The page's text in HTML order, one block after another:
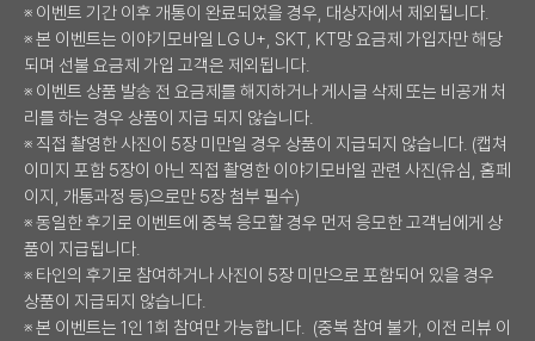
※ 이벤트 기간 이후 개통이 완료되었을 경우, 대상자에서 제외됩니다.
※ 본 이벤트는 이야기모바일 LG U+, SKT, KT망 요금제 가입자만 해당
되며 선불 요금제 가입 고객은 제외됩니다.
※ 이벤트 상품 발송 전 요금제를 해지하거나 게시글 삭제 또는 비공개 처
리를 하는 경우 상품이 지급 되지 않습니다.
※ 직접 촬영한 사진이 5장 미만일 경우 상품이 지급되지 않습니다. (캡쳐
이미지 포함 5장이 아닌 직접 촬영한 이야기모바일 관련 사진(유심, 홈페
이지, 개통과정 등)으로만 5장 첨부 필수)
※ 동일한 후기로 이벤트에 중복 응모할 경우 먼저 응모한 고객님에게 상
품이 지급됩니다.
※ 타인의 후기로 참여하거나 사진이 5장 미만으로 포함되어 있을 경우
상품이 지급되지 않습니다.
※ 본 이벤트는 1인 1회 참여만 가능합니다. (중복 참여 불가, 이전 리뷰 이